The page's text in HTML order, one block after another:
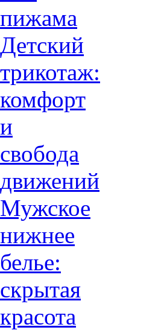
пижама
Детский
трикотаж:
комфорт
и
свобода
движений
Мужское
нижнее
белье:
скрытая
красота